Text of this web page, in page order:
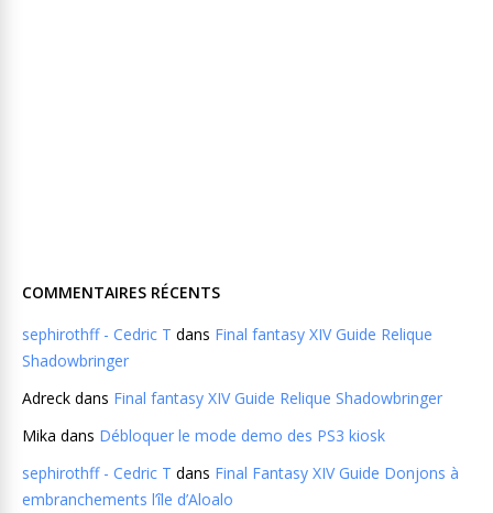
COMMENTAIRES RÉCENTS
sephirothff - Cedric T dans Final fantasy XIV Guide Relique
Shadowbringer
Adreck dans Final fantasy XIV Guide Relique Shadowbringer
Mika dans Débloquer le mode demo des PS3 kiosk
sephirothff - Cedric T dans Final Fantasy XIV Guide Donjons à
embranchements l’île d’Aloalo